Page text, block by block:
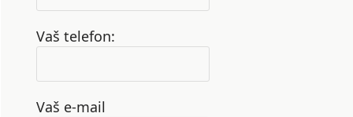
Vaš telefon:
Vaš e-mail